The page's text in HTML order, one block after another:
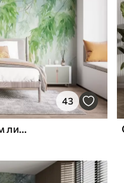
43
Плакучі гілки верби з зеленим листям, що звисає вниз, м'які та ніжні мазки, акварельний стиль живопису